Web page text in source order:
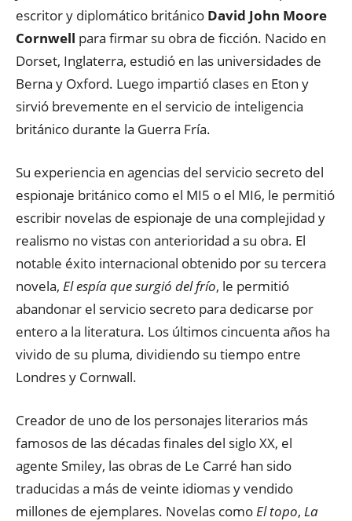
escritor y diplomático británico David John Moore
Cornwell para firmar su obra de ficción. Nacido en
Dorset, Inglaterra, estudió en las universidades de
Berna y Oxford. Luego impartió clases en Eton y
sirvió brevemente en el servicio de inteligencia
británico durante la Guerra Fría.
Su experiencia en agencias del servicio secreto del
espionaje británico como el MI5 o el MI6, le permitió
escribir novelas de espionaje de una complejidad y
realismo no vistas con anterioridad a su obra. El
notable éxito internacional obtenido por su tercera
novela, El espía que surgió del frío, le permitió
abandonar el servicio secreto para dedicarse por
entero a la literatura. Los últimos cincuenta años ha
vivido de su pluma, dividiendo su tiempo entre
Londres y Cornwall.
Creador de uno de los personajes literarios más
famosos de las décadas finales del siglo XX, el
agente Smiley, las obras de Le Carré han sido
traducidas a más de veinte idiomas y vendido
millones de ejemplares. Novelas comoEl topo, La